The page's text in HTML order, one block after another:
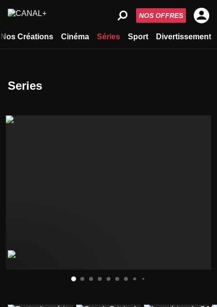
Nos Créations Cinéma Séries Sport Divertissement
NOS OFFRES
Series